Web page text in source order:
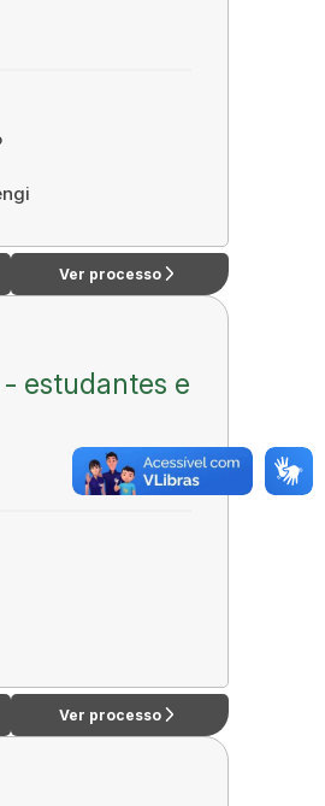
Ver processo arrow_forward_ios
- estudantes e
Ver processo arrow_forward_ios